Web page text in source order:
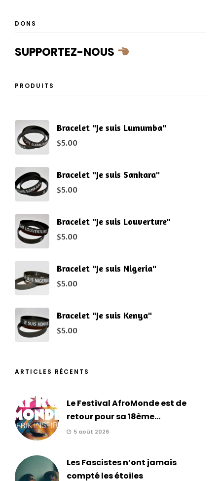
DONS
SUPPORTEZ-NOUS
PRODUITS
Bracelet "Je suis Lumumba"
$5.00
Bracelet "Je suis Sankara"
$5.00
Bracelet "Je suis Louverture"
$5.00
Bracelet "Je suis Nigeria"
$5.00
Bracelet "Je suis Kenya"
$5.00
ARTICLES RÉCENTS
Le Festival AfroMonde est de
retour pour sa 18ème...
5 août 2026
Les Fascistes n’ont jamais
compté les étoiles